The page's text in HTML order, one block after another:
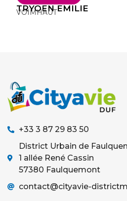
TRYOEN EMILIE
VOIMHAUT
+33 3 87 29 83 50
District Urbain de
1 allée René Cassin
57380 Faulquemont
contact@cityavie-